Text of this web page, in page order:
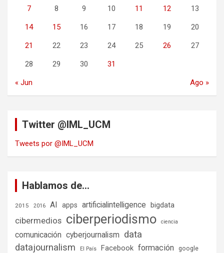
7 8 9 10 11 12 13
14 15 16 17 18 19 20
21 22 23 24 25 26 27
28 29 30 31
« Jun Ago »
Twitter @IML_UCM
Tweets por @IML_UCM
Hablamos de…
2015 2016 AI apps artificialintelligence bigdata
cibermedios ciberperiodismo ciencia
comunicación cyberjournalism data
datajournalism El País Facebook formación google